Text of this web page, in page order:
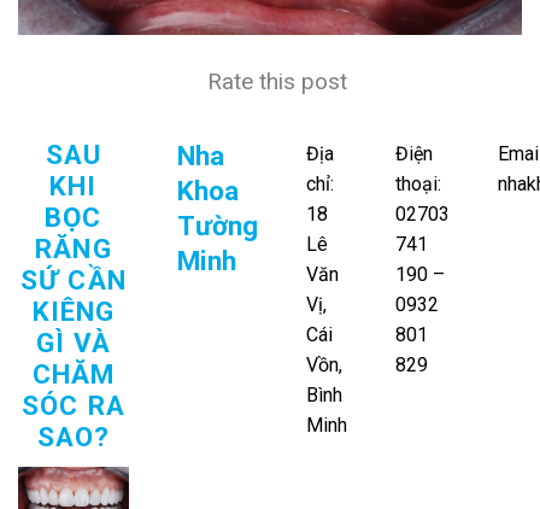
Rate this post
SAU
KHI
BỌC
RĂNG
SỨ CẦN
KIÊNG
GÌ VÀ
CHĂM
SÓC RA
SAO?
Nha
Khoa
Tường
Minh
Địa
chỉ:
18
Lê
Văn
Vị,
Cái
Vồn,
Bình
Minh
Điện
thoại:
02703
741
190 –
0932
801
829